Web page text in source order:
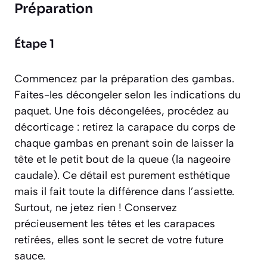
Préparation
Étape 1
Commencez par la préparation des gambas.
Faites-les décongeler selon les indications du
paquet. Une fois décongelées, procédez au
décorticage : retirez la carapace du corps de
chaque gambas en prenant soin de laisser la
tête et le petit bout de la queue (la nageoire
caudale). Ce détail est purement esthétique
mais il fait toute la différence dans l’assiette.
Surtout, ne jetez rien ! Conservez
précieusement les têtes et les carapaces
retirées, elles sont le secret de votre future
sauce.